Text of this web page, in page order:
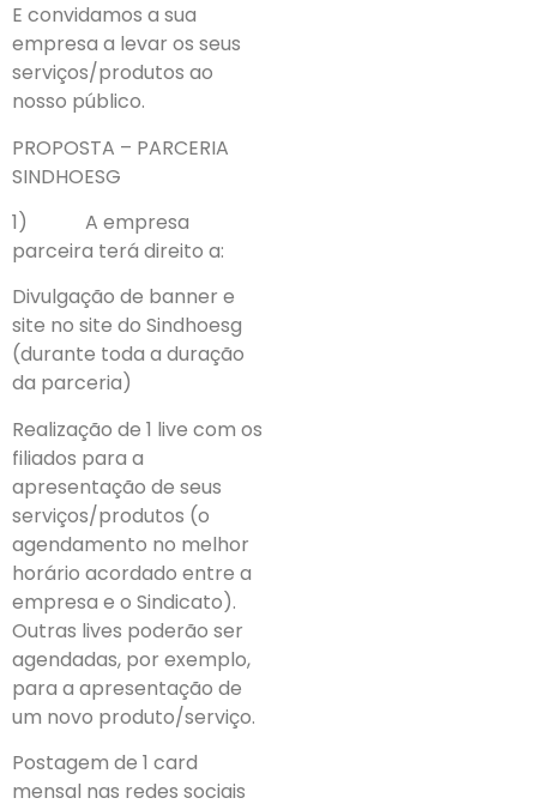
E convidamos a sua
empresa a levar os seus
serviços/produtos ao
nosso público.
PROPOSTA – PARCERIA
SINDHOESG
1) A empresa
parceira terá direito a:
Divulgação de banner e
site no site do Sindhoesg
(durante toda a duração
da parceria)
Realização de 1 live com os
filiados para a
apresentação de seus
serviços/produtos (o
agendamento no melhor
horário acordado entre a
empresa e o Sindicato).
Outras lives poderão ser
agendadas, por exemplo,
para a apresentação de
um novo produto/serviço.
Postagem de 1 card
mensal nas redes sociais